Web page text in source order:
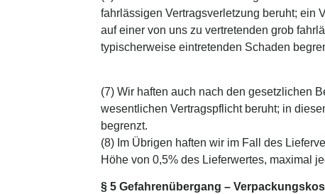
fahrlässigen Vertragsverletzung beruht; ein
auf einer von uns zu vertretenden grob
typischerweise eintretenden Schaden
(7) Wir haften auch nach den gesetzlichen
wesentlichen Vertragspflicht beruht; in
begrenzt.
(8) Im Übrigen haften wir im Fall des
Höhe von 0,5% des Lieferwertes, maximal
§ 5 Gefahrenübergang –